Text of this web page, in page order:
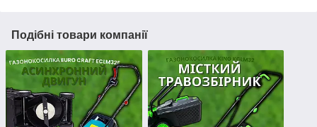
Подібні товари компанії